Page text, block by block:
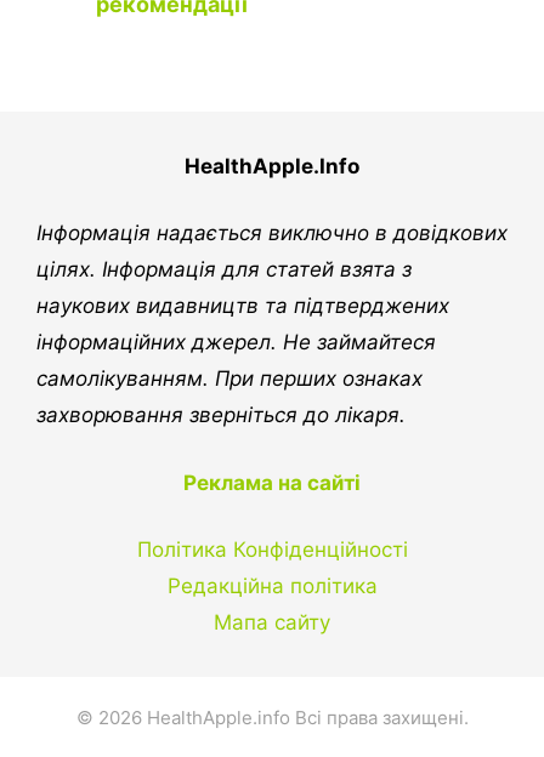
HealthApple.Info
Інформація надається виключно в довідкових
цілях. Інформація для статей взята з
наукових видавництв та підтверджених
інформаційних джерел. Не займайтеся
самолікуванням. При перших ознаках
захворювання зверніться до лікаря.
Реклама на сайті
Політика Конфіденційності
Редакційна політика
Мапа сайту
© 2026 HealthApple.info Всі права захищені.